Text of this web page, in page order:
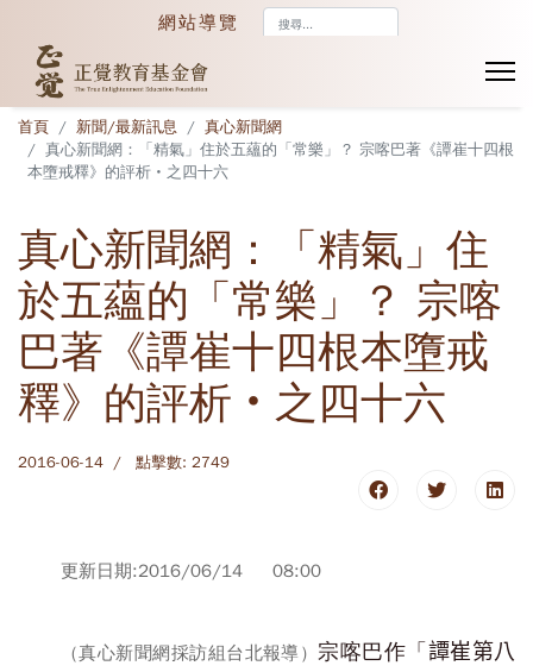
網站導覽
首頁 新聞/最新訊息
真心新聞網
真心新聞網：「精氣」住於五蘊的「常樂」？ 宗喀巴著《譚崔十四根
本墮戒釋》的評析‧之四十六
真心新聞網：「精氣」住
於五蘊的「常樂」？ 宗喀
巴著《譚崔十四根本墮戒
釋》的評析‧之四十六
2016-06-14 點擊數: 2749
更新日期:2016/06/14 08:00
（真心新聞網採訪組台北報導）宗喀巴作「 譚崔第八